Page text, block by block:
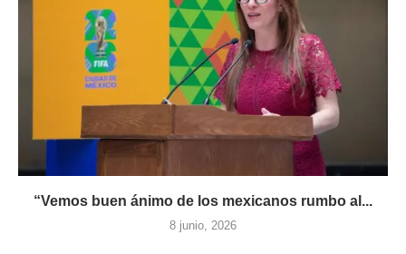
“Vemos buen ánimo de los mexicanos rumbo al...
8 junio, 2026